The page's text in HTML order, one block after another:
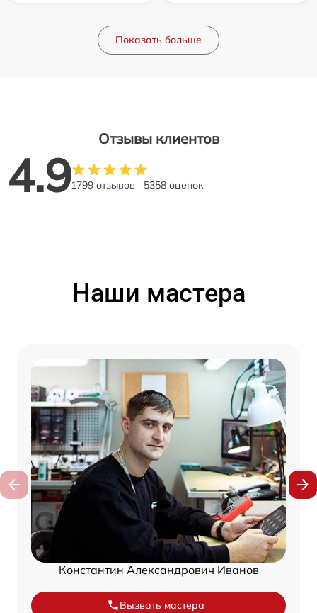
Показать больше
Отзывы клиентов
4.91799 отзывов 5358 оценок
Наши мастера
Константин Александрович Иванов
Вызвать мастера